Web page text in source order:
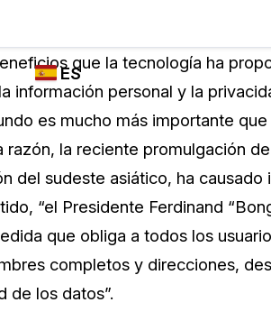
DE
de vídeos
con un solo clic desde una
de videos
Industrias
La
ES
Español
que la tecnología ha
información personal y la
es mucho más importante
la reciente promulgación
del sudeste asiático, ha
“el Presidente Ferdinand
que obliga a todos los
completos y direcciones,
de los datos”.